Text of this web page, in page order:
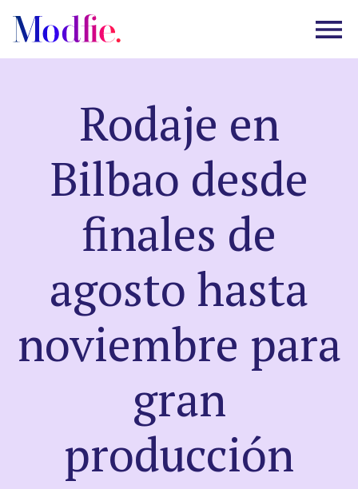
Castings
Sobre nosotros
Preguntas frecuentes
ES
Registro
Entrar
Rodaje en
Bilbao desde
finales de
agosto hasta
noviembre para
gran
producción